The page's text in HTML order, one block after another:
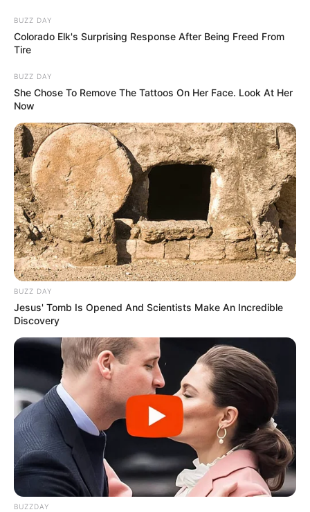
BUZZ DAY
Colorado Elk's Surprising Response After Being Freed From
Tire
BUZZ DAY
She Chose To Remove The Tattoos On Her Face. Look At Her
Now
BUZZ DAY
Jesus' Tomb Is Opened And Scientists Make An Incredible
Discovery
BUZZDAY